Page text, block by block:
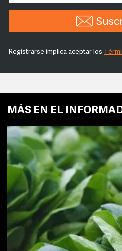
Registrarse implica aceptar los
MÁS EN EL